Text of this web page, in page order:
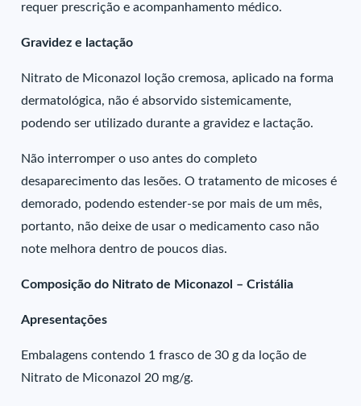
requer prescrição e acompanhamento médico.
Gravidez e lactação
Nitrato de Miconazol loção cremosa, aplicado na forma
dermatológica, não é absorvido sistemicamente,
podendo ser utilizado durante a gravidez e lactação.
Não interromper o uso antes do completo
desaparecimento das lesões. O tratamento de micoses é
demorado, podendo estender-se por mais de um mês,
portanto, não deixe de usar o medicamento caso não
note melhora dentro de poucos dias.
Composição do Nitrato de Miconazol – Cristália
Apresentações
Embalagens contendo 1 frasco de 30 g da loção de
Nitrato de Miconazol 20 mg/g.